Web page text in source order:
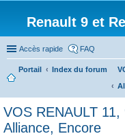
Renault 9 et
Accès rapide FAQ
Portail Index du forum
VOS RENAULT 11,
Alliance, Encore